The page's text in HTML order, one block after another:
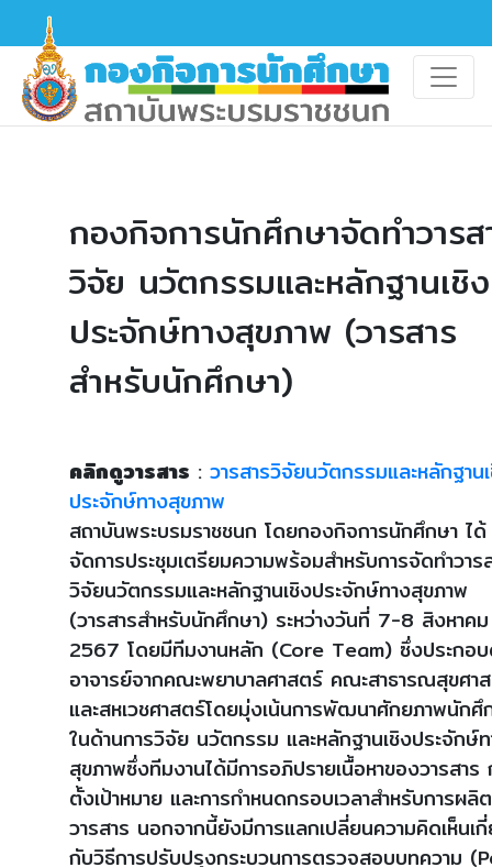
กองกิจการนักศึกษาจัดทำวารส
วิจัย นวัตกรรมและหลักฐานเชิง
ประจักษ์ทางสุขภาพ (วารสาร
สำหรับนักศึกษา)
คลิกดูวารสาร : วารสารวิจัยนวัตกรรมและหลักฐาน
ประจักษ์ทางสุขภาพ
สถาบันพระบรมราชชนก โดยกองกิจการนักศึกษา ได้
จัดการประชุมเตรียมความพร้อมสำหรับการจัดทำวาร
วิจัยนวัตกรรมและหลักฐานเชิงประจักษ์ทางสุขภาพ
(วารสารสำหรับนักศึกษา) ระหว่างวันที่ 7-8 สิงหาคม
2567 โดยมีทีมงานหลัก (Core Team) ซึ่งประกอ
อาจารย์จากคณะพยาบาลศาสตร์ คณะสาธารณสุขศา
และสหเวชศาสตร์โดยมุ่งเน้นการพัฒนาศักยภาพนักศึ
ในด้านการวิจัย นวัตกรรม และหลักฐานเชิงประจักษ์
สุขภาพซึ่งทีมงานได้มีการอภิปรายเนื้อหาของวารสาร
ตั้งเป้าหมาย และการกำหนดกรอบเวลาสำหรับการผลิต
วารสาร นอกจากนี้ยังมีการแลกเปลี่ยนความคิดเห็นเ
กับวิธีการปรับปรุงกระบวนการตรวจสอบบทความ